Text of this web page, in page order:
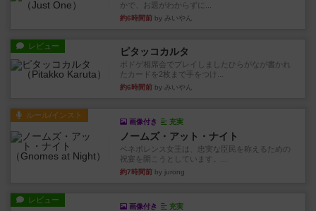
かで、お題がわからずに...
約6時間前 by みいやん
レビュー ピタッコカルタ
ボドゲ相席会でプレイしましたひらがなが書かれ
たカードを2枚まで手をつけ...
約6時間前 by みいやん
ルール/インスト
画像付き 充実
ノームズ・アット・ナイト
ベネボレンス女王は、忠実な臣民を称えるための
祝宴を開こうとしています。...
約7時間前 by jurong
レビュー
画像付き 充実